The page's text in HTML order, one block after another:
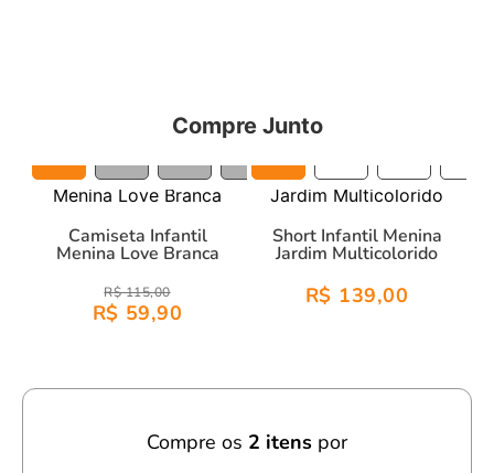
proporciona uma silhueta mais estruturada nas peças.
Compre Junto
Camiseta Infantil
Menina Love Branca
R$ 115,00
R$ 59,90
Short Infantil Menina
Jardim Multicolorido
R$ 139,00
Compre os 2 itens por